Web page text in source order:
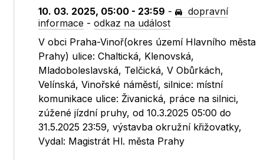
10. 03. 2025, 05:00 - 23:59 -
dopravní
informace -odkaz na událost
V obci Praha-Vinoř(okres území Hlavního města
Prahy) ulice: Chaltická, Klenovská,
Mladoboleslavská, Telčická, V Obůrkách,
Velínská, Vinořské náměstí, silnice: místní
komunikace ulice: Živanická, práce na silnici,
zúžené jízdní pruhy, od 10.3.2025 05:00 do
31.5.2025 23:59, výstavba okružní křižovatky,
Vydal: Magistrát Hl. města Prahy